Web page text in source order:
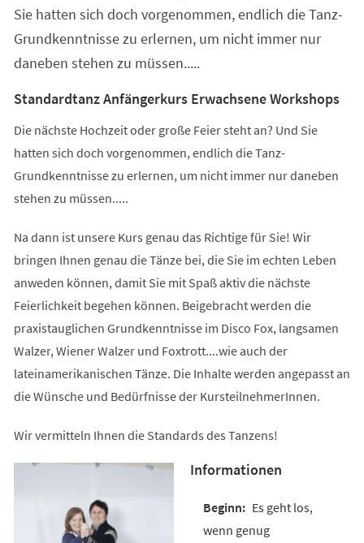
Sie hatten sich doch vorgenommen, endlich die Tanz-
Grundkenntnisse zu erlernen, um nicht immer nur
daneben stehen zu müssen.....
Standardtanz Anfängerkurs Erwachsene Workshops
Die nächste Hochzeit oder große Feier steht an? Und Sie
hatten sich doch vorgenommen, endlich die Tanz-
Grundkenntnisse zu erlernen, um nicht immer nur daneben
stehen zu müssen.....
Na dann ist unsere Kurs genau das Richtige für Sie! Wir
bringen Ihnen genau die Tänze bei, die Sie im echten Leben
anweden können, damit Sie mit Spaß aktiv die nächste
Feierlichkeit begehen können. Beigebracht werden die
praxistauglichen Grundkenntnisse im Disco Fox, langsamen
Walzer, Wiener Walzer und Foxtrott....wie auch der
lateinamerikanischen Tänze. Die Inhalte werden angepasst an
die Wünsche und Bedürfnisse der KursteilnehmerInnen.
Wir vermitteln Ihnen die Standards des Tanzens!
Informationen
Es geht los,
wenn genug